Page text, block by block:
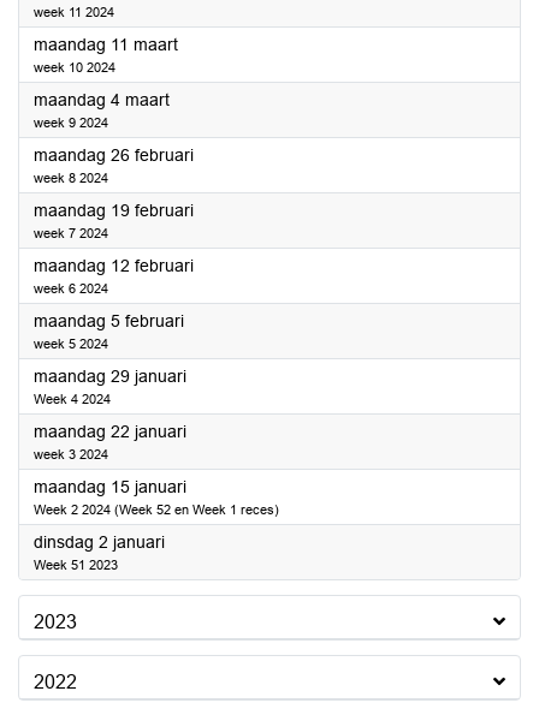
week 11 2024
maandag 11 maart2024
week 10 2024
maandag 4 maart2024
week 9 2024
maandag 26 februari2024
week 8 2024
maandag 19 februari2024
week 7 2024
maandag 12 februari2024
week 6 2024
maandag 5 februari2024
week 5 2024
maandag 29 januari2024
Week 4 2024
maandag 22 januari2024
week 3 2024
maandag 15 januari2024
Week 2 2024 (Week 52 en Week 1 reces)
dinsdag 2 januari2024
Week 51 2023
2023
2022